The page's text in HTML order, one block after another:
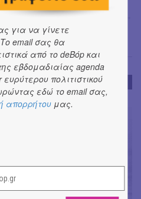
Μαρία Σπανουδάκη
για να γίνετε
email σας θα
από το deBόp και
εβδομαδιαίας agenda
πολιτιστικού
εδώ το email σας,
απορρήτου μας.